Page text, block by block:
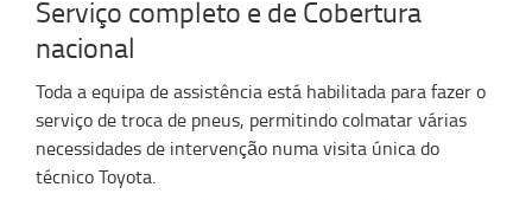
Serviço completo e de Cobertura
nacional
Toda a equipa de assistência está habilitada para fazer o
serviço de troca de pneus, permitindo colmatar várias
necessidades de intervenção numa visita única do
técnico Toyota.